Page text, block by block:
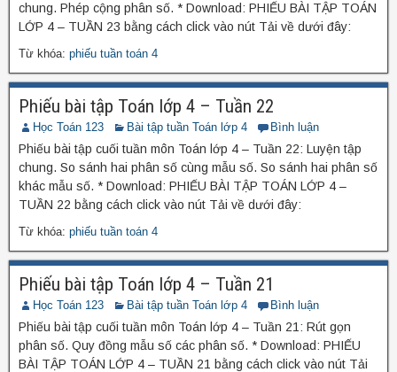
chung. Phép cộng phân số. * Download: PHIẾU BÀI TẬP TOÁN
LỚP 4 – TUẦN 23 bằng cách click vào nút Tải về dưới đây:
Từ khóa: phiếu tuần toán 4
Phiếu bài tập Toán lớp 4 – Tuần 22
Học Toán 123 Bài tập tuần Toán lớp 4 Bình luận
Phiếu bài tập cuối tuần môn Toán lớp 4 – Tuần 22: Luyện tập
chung. So sánh hai phân số cùng mẫu số. So sánh hai phân số
khác mẫu số. * Download: PHIẾU BÀI TẬP TOÁN LỚP 4 –
TUẦN 22 bằng cách click vào nút Tải về dưới đây:
Từ khóa: phiếu tuần toán 4
Phiếu bài tập Toán lớp 4 – Tuần 21
Học Toán 123 Bài tập tuần Toán lớp 4 Bình luận
Phiếu bài tập cuối tuần môn Toán lớp 4 – Tuần 21: Rút gọn
phân số. Quy đồng mẫu số các phân số. * Download: PHIẾU
BÀI TẬP TOÁN LỚP 4 – TUẦN 21 bằng cách click vào nút Tải